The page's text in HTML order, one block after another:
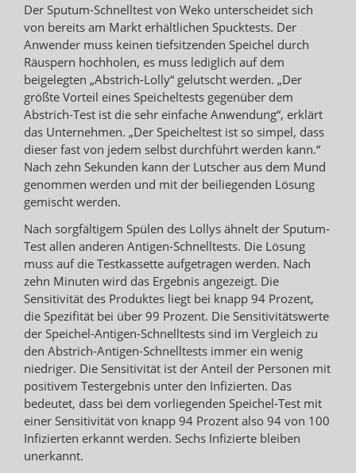
Der Sputum-Schnelltest von Weko unterscheidet sich
von bereits am Markt erhältlichen Spucktests. Der
Anwender muss keinen tiefsitzenden Speichel durch
Räuspern hochholen, es muss lediglich auf dem
beigelegten „Abstrich-Lolly“ gelutscht werden. „Der
größte Vorteil eines Speicheltests gegenüber dem
Abstrich-Test ist die sehr einfache Anwendung“, erklärt
das Unternehmen. „Der Speicheltest ist so simpel, dass
dieser fast von jedem selbst durchführt werden kann.“
Nach zehn Sekunden kann der Lutscher aus dem Mund
genommen werden und mit der beiliegenden Lösung
gemischt werden.
Nach sorgfältigem Spülen des Lollys ähnelt der Sputum-
Test allen anderen Antigen-Schnelltests. Die Lösung
muss auf die Testkassette aufgetragen werden. Nach
zehn Minuten wird das Ergebnis angezeigt. Die
Sensitivität des Produktes liegt bei knapp 94 Prozent,
die Spezifität bei über 99 Prozent. Die Sensitivitätswerte
der Speichel-Antigen-Schnelltests sind im Vergleich zu
den Abstrich-Antigen-Schnelltests immer ein wenig
niedriger. Die Sensitivität ist der Anteil der Personen mit
positivem Testergebnis unter den Infizierten. Das
bedeutet, dass bei dem vorliegenden Speichel-Test mit
einer Sensitivität von knapp 94 Prozent also 94 von 100
Infizierten erkannt werden. Sechs Infizierte bleiben
unerkannt.